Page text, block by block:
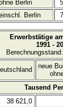
Berlin
Berlin
Erwerbstätige
1991 -
neue
Tausend
38 621,0